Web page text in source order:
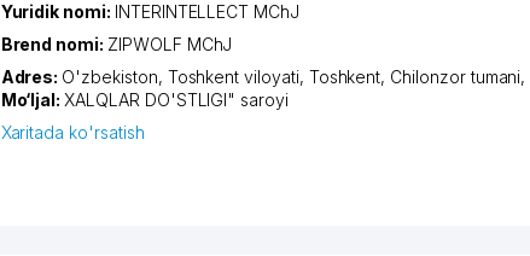
Yuridik nomi: INTERINTELLECT MChJ
Brend nomi: ZIPWOLF MChJ
Adres: O'zbekiston, Toshkent viloyati, Toshkent, Chilonzor tumani,
Mo‘ljal:XALQLAR DO'STLIGI" saroyi
Xaritada ko'rsatish